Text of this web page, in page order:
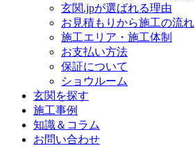
玄関.jpが選ばれる理由
お見積もりから施工の流れ
施工エリア・施工体制
お支払い方法
保証について
ショウルーム
玄関を探す
施工事例
知識＆コラム
お問い合わせ